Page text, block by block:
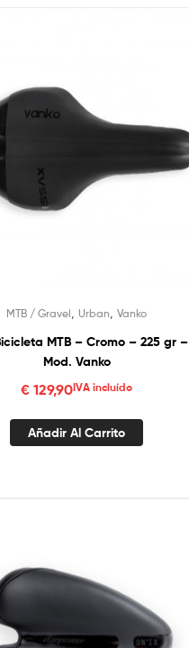
MTB / Gravel ,Urban ,Vanko
MTB – Cromo – 225 gr –
Mod. Vanko
€ 129,90IVA incluído
Añadir Al Carrito